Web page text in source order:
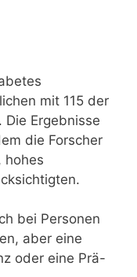
mit 115 der
Ergebnisse
die Forscher
hohes
bei Personen
aber eine
oder eine Prä-